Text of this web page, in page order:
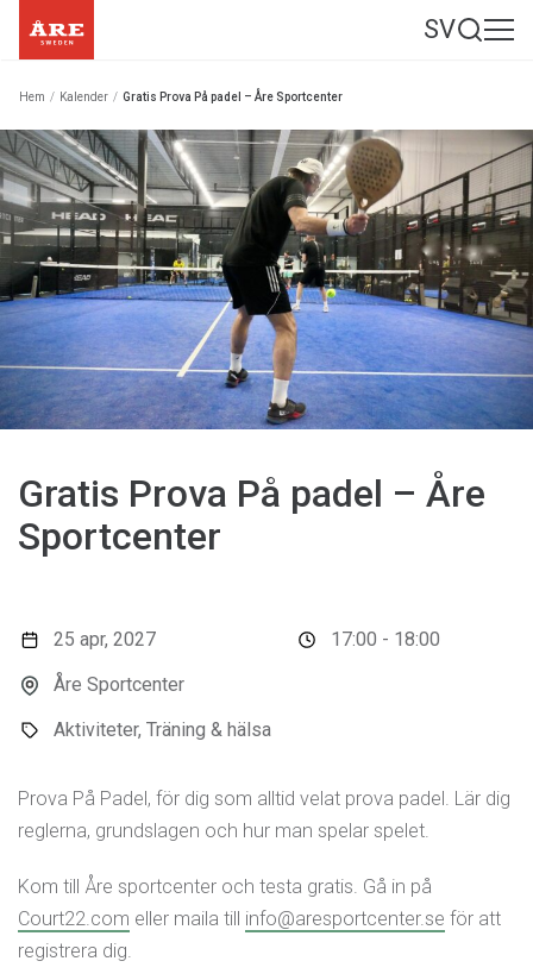
SV
Hem / Kalender / Gratis Prova På padel – Åre Sportcenter
Gratis Prova På padel – Åre
Sportcenter
25 apr, 2027
Åre Sportcenter
Aktiviteter, Träning & hälsa
17:00 - 18:00
Prova På Padel, för dig som alltid velat prova padel. Lär dig
reglerna, grundslagen och hur man spelar spelet.
Kom till Åre sportcenter och testa gratis. Gå in på
Court22.com eller maila till info@aresportcenter.se för att
registrera dig.